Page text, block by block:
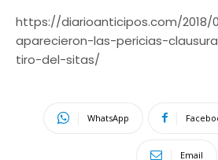
https://diarioanticipos.com/2018/
aparecieron-las-pericias-
tiro-del-sitas/
WhatsApp
Email